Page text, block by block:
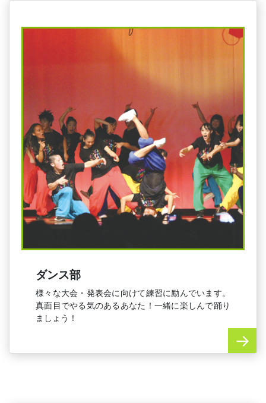
ダンス部
様々な大会・発表会に向けて練習に励んでいます。
真面目でやる気のあるあなた！一緒に楽しんで踊り
ましょう！